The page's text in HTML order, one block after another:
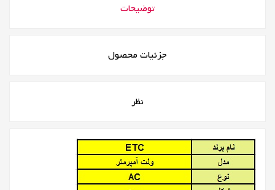
توضیحات
جزئیات محصول
نظر